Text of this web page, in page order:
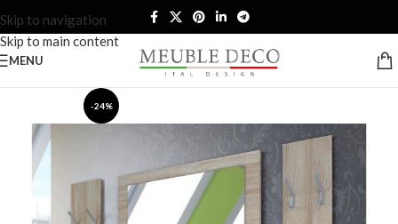
Skip to navigation
Skip to main content
MENU
-24%